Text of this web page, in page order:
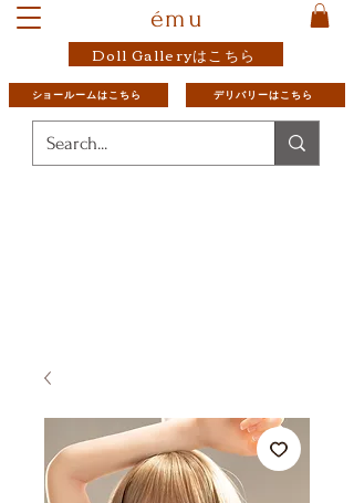
ému
Doll Galleryはこちら
ショールームはこちら デリバリーはこちら